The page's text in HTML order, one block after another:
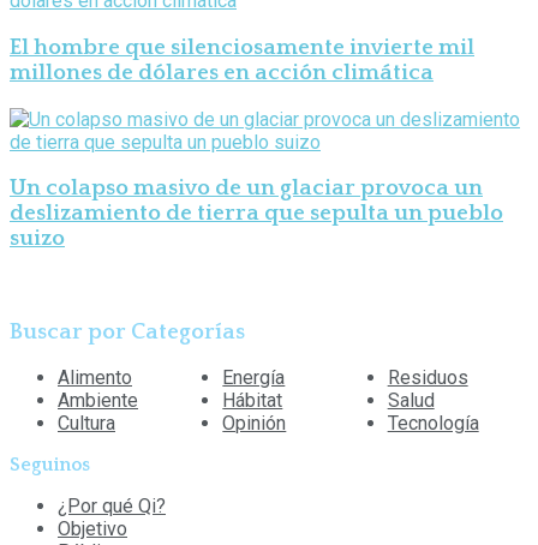
El hombre que silenciosamente invierte mil
millones de dólares en acción climática
Un colapso masivo de un glaciar provoca un
deslizamiento de tierra que sepulta un pueblo
suizo
Buscar por Categorías
Alimento
Ambiente
Cultura
Energía
Hábitat
Opinión
Residuos
Salud
Tecnología
Seguinos
¿Por qué Qi?
Objetivo